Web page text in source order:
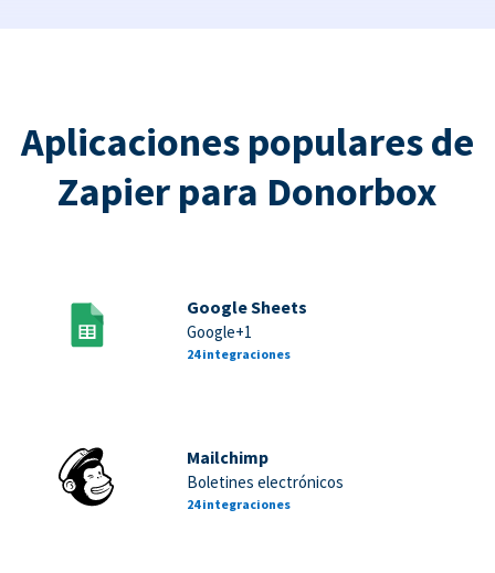
Aplicaciones populares de
Zapier para Donorbox
Google Sheets
Google+1
24 integraciones
Mailchimp
Boletines electrónicos
24 integraciones